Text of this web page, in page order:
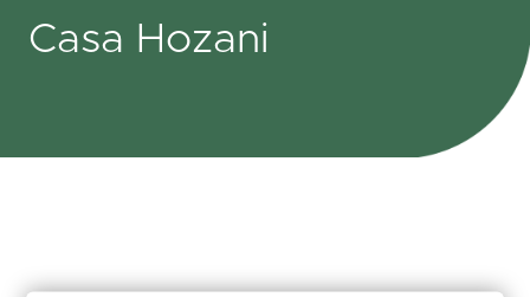
Casa Hozani